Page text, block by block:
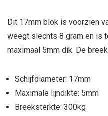
Dit 17mm blok is voorzien
weegt slechts 8 gram en is
maximaal 5mm dik. De
Schijfdiameter: 17mm
Maximale lijndikte: 5mm
Breeksterkte: 300kg